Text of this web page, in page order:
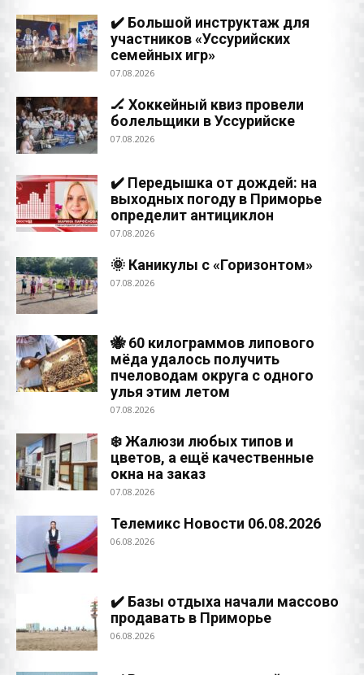
✔️ Большой инструктаж для
участников «Уссурийских
семейных игр»
07.08.2026
🏒 Хоккейный квиз провели
болельщики в Уссурийске
07.08.2026
✔️ Передышка от дождей: на
выходных погоду в Приморье
определит антициклон
07.08.2026
🌞 Каникулы с «Горизонтом»
07.08.2026
🐝 60 килограммов липового
мёда удалось получить
пчеловодам округа с одного
улья этим летом
07.08.2026
❄️ Жалюзи любых типов и
цветов, а ещё качественные
окна на заказ
07.08.2026
Телемикс Новости 06.08.2026
06.08.2026
✔️ Базы отдыха начали массово
продавать в Приморье
06.08.2026